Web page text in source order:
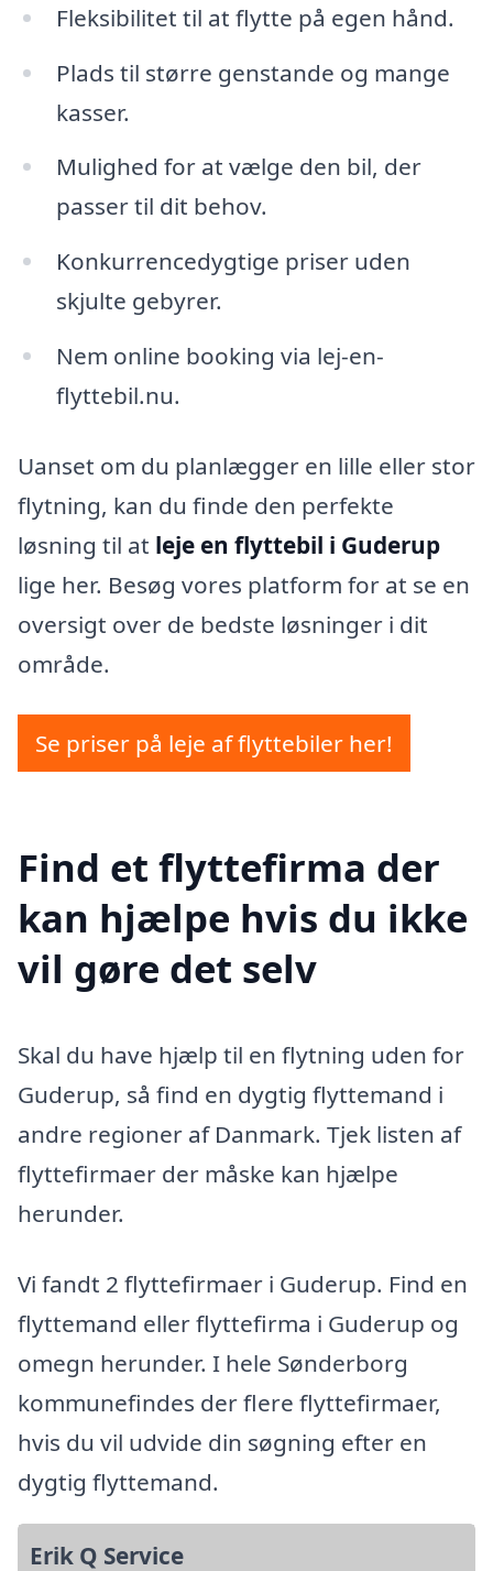
Fleksibilitet til at flytte på egen hånd.
Plads til større genstande og mange
kasser.
Mulighed for at vælge den bil, der
passer til dit behov.
Konkurrencedygtige priser uden
skjulte gebyrer.
Nem online booking via lej-en-
flyttebil.nu.
Uanset om du planlægger en lille eller stor
flytning, kan du finde den perfekte
løsning til at leje en flyttebil i Guderup
lige her. Besøg vores platform for at se en
oversigt over de bedste løsninger i dit
område.
Se priser på leje af flyttebiler her!
Find et flyttefirma der
kan hjælpe hvis du ikke
vil gøre det selv
Skal du have hjælp til en flytning uden for
Guderup, så find en dygtig flyttemand i
andre regioner af Danmark. Tjek listen af
flyttefirmaer der måske kan hjælpe
herunder.
Vi fandt 2 flyttefirmaer i Guderup. Find en
flyttemand eller flyttefirma i Guderup og
omegn herunder. I hele Sønderborg
kommunefindes der flere flyttefirmaer,
hvis du vil udvide din søgning efter en
dygtig flyttemand.
Erik Q Service